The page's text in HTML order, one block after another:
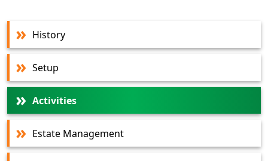
History
Setup
Activities
Estate Management